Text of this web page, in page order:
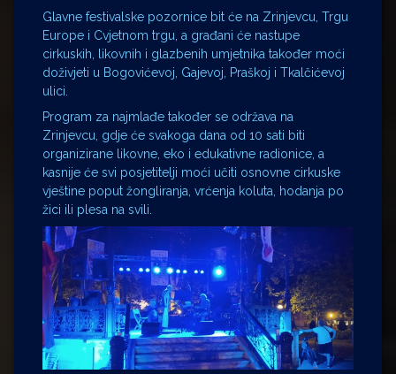
Glavne festivalske pozornice bit će na Zrinjevcu, Trgu
Europe i Cvjetnom trgu, a građani će nastupe
cirkuskih, likovnih i glazbenih umjetnika također moći
doživjeti u Bogovićevoj, Gajevoj, Praškoj i Tkalčićevoj
ulici.
Program za najmlađe također se održava na
Zrinjevcu, gdje će svakoga dana od 10 sati biti
organizirane likovne, eko i edukativne radionice, a
kasnije će svi posjetitelji moći učiti osnovne cirkuske
vještine poput žongliranja, vrćenja koluta, hodanja po
žici ili plesa na svili.